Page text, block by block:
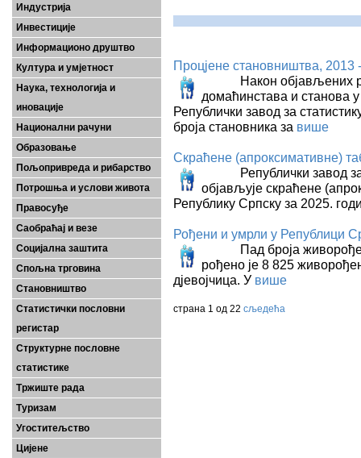
Индустрија
Инвестиције
Информационо друштво
Култура и умјетност
Наука, технологија и
иновације
Национални рачуни
Образовање
Пољопривреда и рибарство
Потрошња и услови живота
Правосуђе
Саобраћај и везе
Социјална заштита
Спољна трговина
Становништво
Статистички пословни
регистар
Структурне пословне
статистике
Тржиште рада
Туризам
Угоститељство
Цијене
Процјене становништва, 2013
Након објављених
домаћинстава и станова
Републички завод за
броја становника за више
Скраћене (апроксимативне)
Републички завод за
објављује скраћене
Републику Српску за 2025.
Рођени и умрли у Републици
Пад броја
рођено је 8 825
дјевојчица. У више
страна 1 од 22 сљедећа